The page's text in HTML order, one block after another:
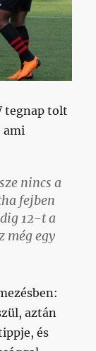
tegnap tolt
ami
nincs a
fejben
12-t a
még egy
aztán
és